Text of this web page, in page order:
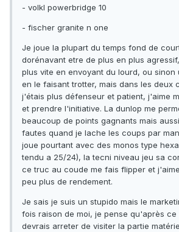
- volkl powerbridge 10
- fischer granite n one
Je joue la plupart du temps fond de
dorénavant etre de plus en plus
plus vite en envoyant du lourd, ou sinon
en le faisant trotter, mais dans les deux
j'étais plus défenseur et patient, j'aime
et prendre l'initiative. La dunlop me
beaucoup de points gagnants mais
fautes quand je lache les coups par
joue pourtant avec des monos type
tendu a 25/24), la tecni niveau jeu sa
ce truc au coude me fais flipper et
peu plus de rendement.
Je sais je suis un stupido mais le
fois raison de moi, je pense qu'après
devrais arreter de visiter la partie